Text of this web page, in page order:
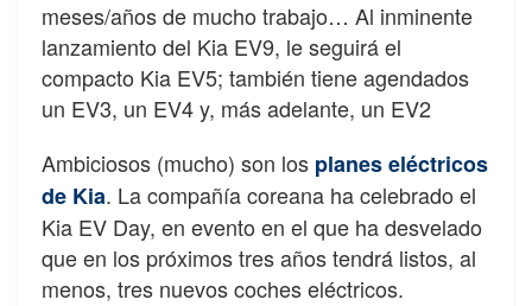
meses/años de mucho trabajo… Al inminente
lanzamiento del Kia EV9, le seguirá el
compacto Kia EV5; también tiene agendados
un EV3, un EV4 y, más adelante, un EV2
Ambiciosos (mucho) son los planes eléctricos
de Kia. La compañía coreana ha celebrado el
Kia EV Day, en evento en el que ha desvelado
que en los próximos tres años tendrá listos, al
menos, tres nuevos coches eléctricos.